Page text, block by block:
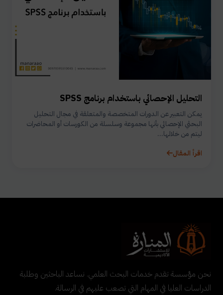
التحليل الإحصائي باستخدام برنامج SPSS
يمكن التعبير عن الدورات المتخصصة والمتعلقة في مجال التحليل
البحثي الإحصائي بأنها مجموعة وسلسلة من الكورسات أو المحاضرات
ليتم من خلالها...
اقرأ المقال
نحن مؤسسة تقدم خدمات البحث العلمي. نساعد الباحثين وطلبة
الدراسات العليا في المهام التي تصعب عليهم في الرسالة.